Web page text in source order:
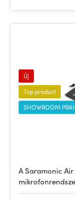
Új
Top product
SHOWROOM
A Saramonic Air